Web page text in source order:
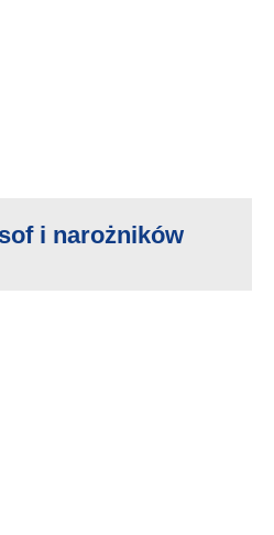
i narożników